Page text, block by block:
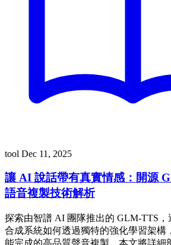
tool Dec 11, 2025
讓 AI 說話帶有真實情感：開源
語音複製技術解析
探索由智譜 AI 團隊推出的 GLM-TTS
合成系統如何透過獨特的強化學習架構